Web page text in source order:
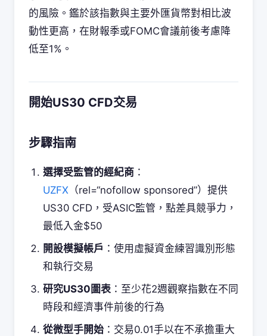
的風險。鑑於該指數與主要外匯貨幣對相比波
動性更高，在財報季或FOMC會議前後考慮降
低至1%。
開始US30 CFD交易
步驟指南
選擇受監管的經紀商 ：
UZFX （rel=“nofollow sponsored”）提供
US30 CFD，受ASIC監管，點差具競爭力，
最低入金$50
開設模擬帳戶 ：使用虛擬資金練習識別形態
和執行交易
研究US30圖表 ：至少花2週觀察指數在不同
時段和經濟事件前後的行為
從微型手開始 ：交易0.01手以在不承擔重大